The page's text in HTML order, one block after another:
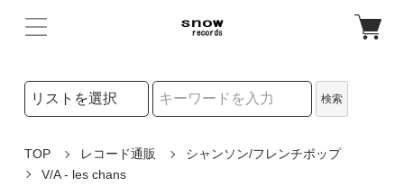
検索リストの選択
検索
TOP レコード通販
シャンソン/フレンチポップ
V/A - les chans